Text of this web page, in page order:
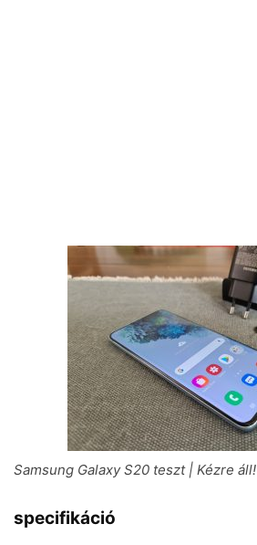
Samsung Galaxy S20 teszt | Kézre áll!
specifikáció